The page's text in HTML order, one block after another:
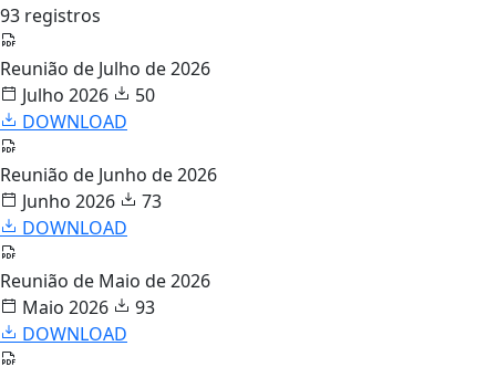
93 registros
Reunião de Julho de 2026
Julho 2026
50
DOWNLOAD
Reunião de Junho de 2026
Junho 2026
73
DOWNLOAD
Reunião de Maio de 2026
Maio 2026
93
DOWNLOAD